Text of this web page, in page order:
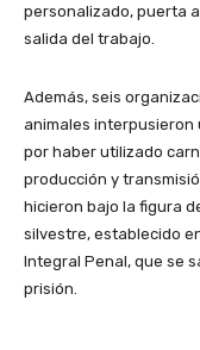
personalizado, puerta
salida del trabajo.
Además, seis
animales interpusieron
por haber utilizado
producción y
hicieron bajo la figura
silvestre, establecido
Integral Penal, que se
prisión.